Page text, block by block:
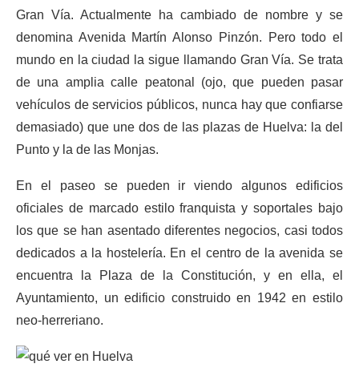
Gran Vía. Actualmente ha cambiado de nombre y se
denomina Avenida Martín Alonso Pinzón. Pero todo el
mundo en la ciudad la sigue llamando Gran Vía. Se trata
de una amplia calle peatonal (ojo, que pueden pasar
vehículos de servicios públicos, nunca hay que confiarse
demasiado) que une dos de las plazas de Huelva: la del
Punto y la de las Monjas.
En el paseo se pueden ir viendo algunos edificios
oficiales de marcado estilo franquista y soportales bajo
los que se han asentado diferentes negocios, casi todos
dedicados a la hostelería. En el centro de la avenida se
encuentra la Plaza de la Constitución, y en ella, el
Ayuntamiento, un edificio construido en 1942 en estilo
neo-herreriano.